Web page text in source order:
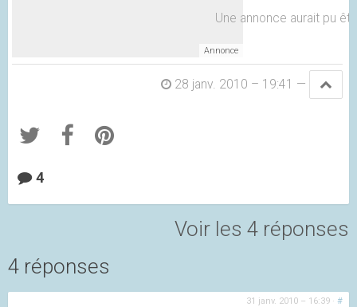
Une annonce aurait pu
28 janv. 2010 – 19:41 —
4
Voir les 4 réponses
4 réponses
31 janv. 2010 – 16:39 · #